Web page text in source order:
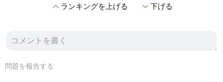
expand_lessランキングを上げる expand_more下げる
問題を報告する